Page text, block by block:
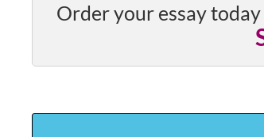
Order your essay today